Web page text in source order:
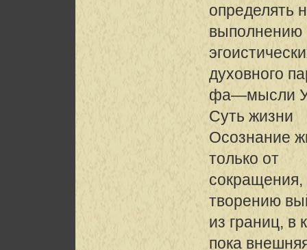
определять
выполнению
духовного
фа—мысли
Суть жизни
Осознание
только от
творению
из границ, в
пока